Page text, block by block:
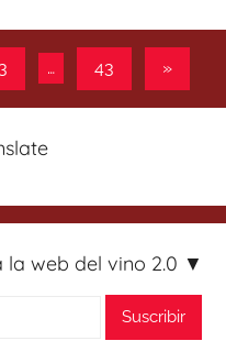
3 … 43
Entradas
»
la web del vino 2.0 ▼